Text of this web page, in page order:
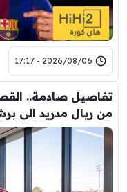
2026/08/06 - 17:17
تفاصيل صادمة..
من ريال مدريد الى